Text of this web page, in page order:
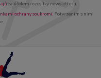
za účelem rozesílky newsletteru.
ochrany soukromí. Potvrzením s nimi